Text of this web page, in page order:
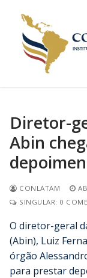
Diretor-
Abin
CONLATAM
SINGULAR: 0
O diretor-geral
(Abin), Luiz
órgão
para prestar